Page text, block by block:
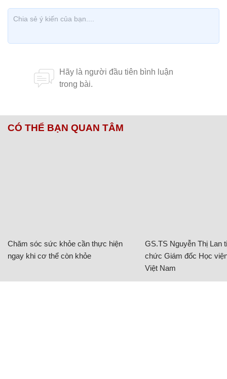
CÓ THỂ BẠN QUAN TÂM
Chăm sóc sức khỏe cần thực hiện
ngay khi cơ thể còn khỏe
GS.TS Nguyễn Thị Lan
chức Giám đốc Học
Việt Nam